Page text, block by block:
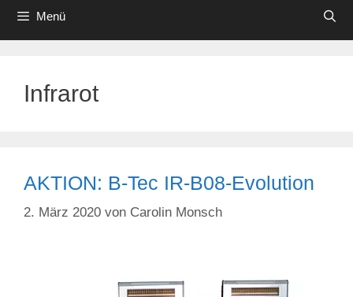
Menü
Infrarot
AKTION: B-Tec IR-B08-Evolution
2. März 2020 von Carolin Monsch